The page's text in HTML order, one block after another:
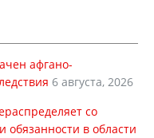
афгано-
6 августа, 2026
со
в области